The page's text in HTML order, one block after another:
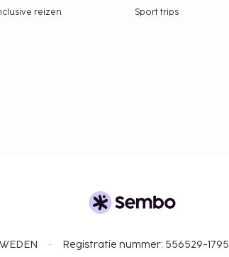
reizen Sport trips
Registratie nummer: 556529-1795